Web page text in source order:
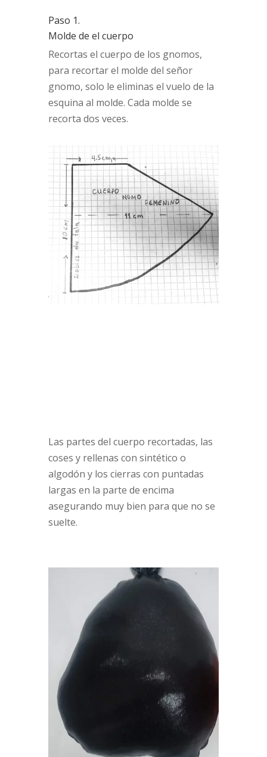
Paso 1.
Molde de el cuerpo
Recortas el cuerpo de los gnomos,
para recortar el molde del señor
gnomo, solo le eliminas el vuelo de la
esquina al molde. Cada molde se
recorta dos veces.
Las partes del cuerpo recortadas, las
coses y rellenas con sintético o
algodón y los cierras con puntadas
largas en la parte de encima
asegurando muy bien para que no se
suelte.